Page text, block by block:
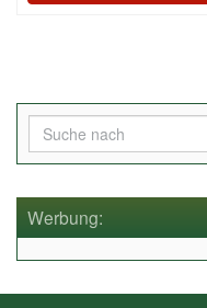
Werbung: